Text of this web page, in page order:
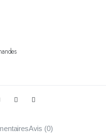
Avis (0)